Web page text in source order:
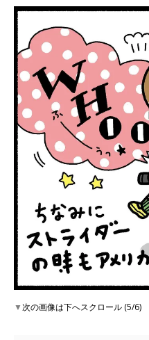
▼次の画像は下へスクロール (5/6)